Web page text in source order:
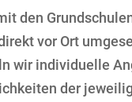
den
vor Ort
wir individuelle
der